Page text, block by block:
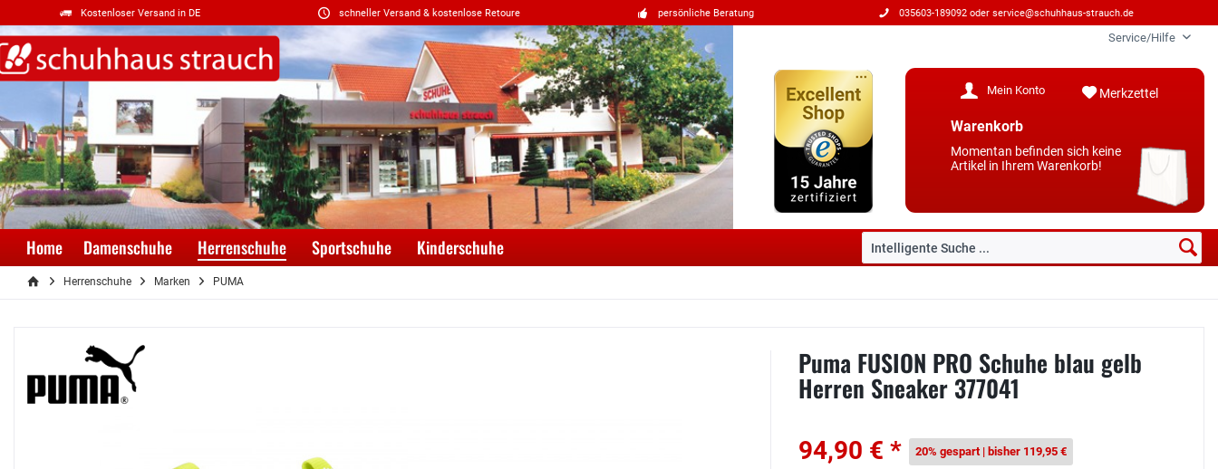
Kostenloser Versand in DE schneller Versand & kostenlose Retoure persönliche Beratung 035603-189092 oder service@schuhhaus-strauch.de
Service/Hilfe
Merkzettel
Mein Konto
Warenkorb
Momentan befinden sich keine
Artikel in Ihrem Warenkorb!
Home Damenschuhe Herrenschuhe Sportschuhe Kinderschuhe
Herrenschuhe Marken PUMA
Puma FUSION PRO Schuhe blau gelb
Herren Sneaker 377041
94,90 € * 20% gespart | bisher 119,95 €